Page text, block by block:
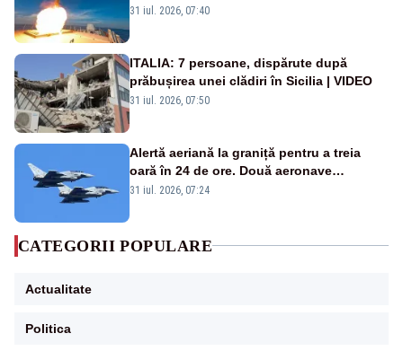
americană, distrusă de o rachetă
31 iul. 2026, 07:40
ITALIA: 7 persoane, dispărute după
prăbușirea unei clădiri în Sicilia | VIDEO
31 iul. 2026, 07:50
Alertă aeriană la graniță pentru a treia
oară în 24 de ore. Două aeronave
Eurofighter britanice au fost ridicate de la
31 iul. 2026, 07:24
CATEGORII POPULARE
Actualitate
Politica